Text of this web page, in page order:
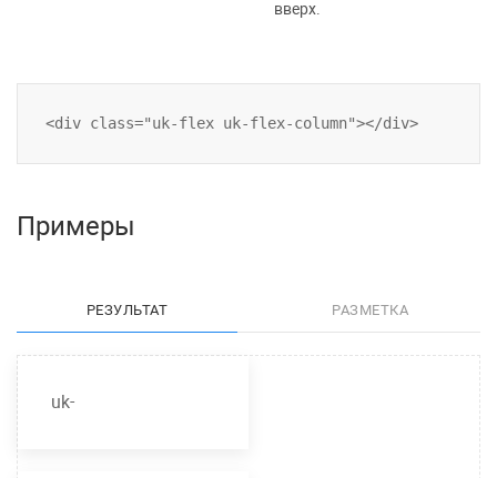
вверх.
Примеры
РЕЗУЛЬТАТ РАЗМЕТКА
uk-